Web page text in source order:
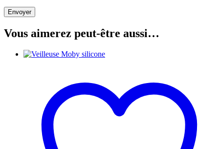
Vous aimerez peut-être aussi…